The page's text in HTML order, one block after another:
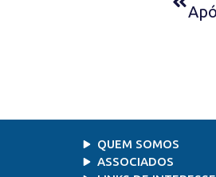
QUEM SOMOS
ASSOCIADOS